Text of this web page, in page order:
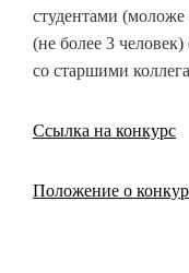
студентами (моложе
(не более 3 человек)
со старшими
Ссылка на конкурс
Положение о